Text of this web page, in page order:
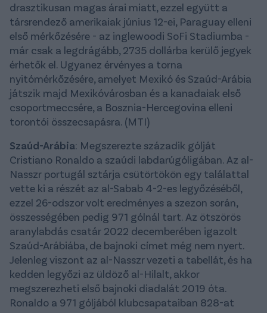
drasztikusan magas árai miatt, ezzel együtt a
társrendező amerikaiak június 12-ei, Paraguay elleni
első mérkőzésére - az inglewoodi SoFi Stadiumba -
már csak a legdrágább, 2735 dollárba kerülő jegyek
érhetők el. Ugyanez érvényes a torna
nyitómérkőzésére, amelyet Mexikó és Szaúd-Arábia
játszik majd Mexikóvárosban és a kanadaiak első
csoportmeccsére, a Bosznia-Hercegovina elleni
torontói összecsapásra. (MTI)
Szaúd-Arábia: Megszerezte századik gólját
Cristiano Ronaldo a szaúdi labdarúgóligában. Az al-
Nasszr portugál sztárja csütörtökön egy találattal
vette ki a részét az al-Sabab 4-2-es legyőzéséből,
ezzel 26-odszor volt eredményes a szezon során,
összességében pedig 971 gólnál tart. Az ötszörös
aranylabdás csatár 2022 decemberében igazolt
Szaúd-Arábiába, de bajnoki címet még nem nyert.
Jelenleg viszont az al-Nasszr vezeti a tabellát, és ha
kedden legyőzi az üldöző al-Hilalt, akkor
megszerezheti első bajnoki diadalát 2019 óta.
Ronaldo a 971 góljából klubcsapataiban 828-at